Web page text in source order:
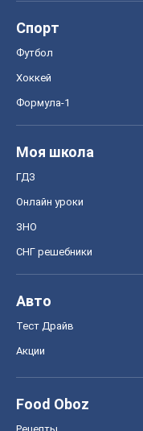
Спорт
Футбол
Хоккей
Формула-1
Моя школа
ГДЗ
Онлайн уроки
ЗНО
СНГ решебники
Авто
Тест Драйв
Акции
Food Oboz